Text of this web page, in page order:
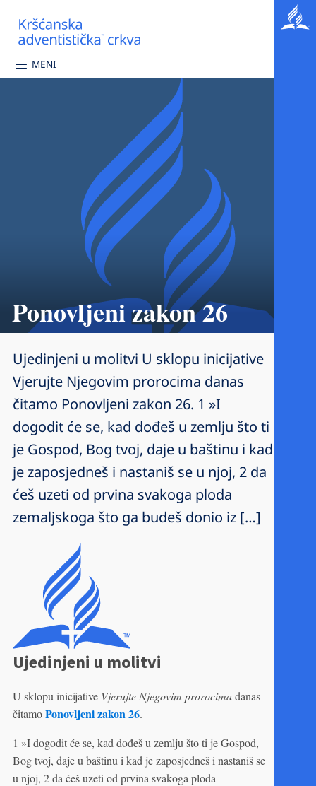
MENI
Ponovljeni zakon 26
Ujedinjeni u molitvi U sklopu inicijative
Vjerujte Njegovim prorocima danas
čitamo Ponovljeni zakon 26. 1 »I
dogodit će se, kad dođeš u zemlju što ti
je Gospod, Bog tvoj, daje u baštinu i kad
je zaposjedneš i nastaniš se u njoj, 2 da
ćeš uzeti od prvina svakoga ploda
zemaljskoga što ga budeš donio iz […]
Ujedinjeni u molitvi
U sklopu inicijative Vjerujte Njegovim prorocimadanas
čitamoPonovljeni zakon 26.
1 »I dogodit će se, kad dođeš u zemlju što ti je Gospod,
Bog tvoj, daje u baštinu i kad je zaposjedneš i nastaniš se
u njoj, 2 da ćeš uzeti od prvina svakoga ploda